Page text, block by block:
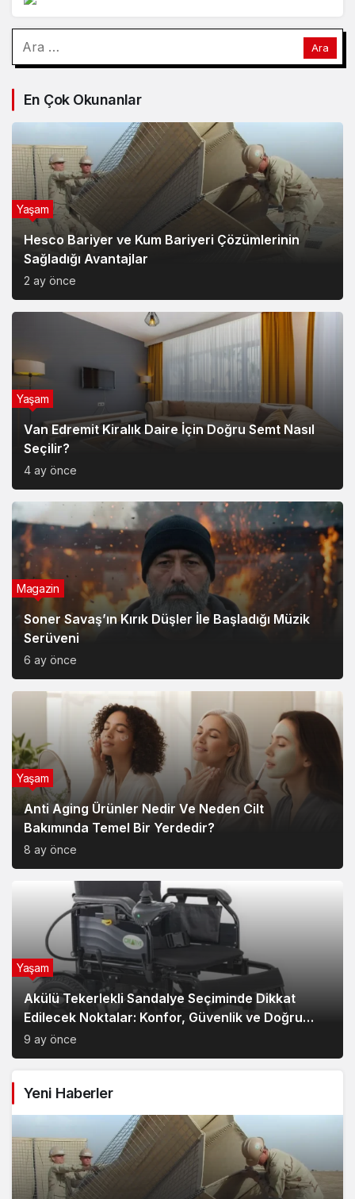
En Çok Okunanlar
Hesco Bariyer ve Kum Bariyeri Çözümlerinin
Sağladığı Avantajlar
2 ay önce
Yaşam
Van Edremit Kiralık Daire İçin Doğru Semt Nasıl
Seçilir?
4 ay önce
Yaşam
Soner Savaş’ın Kırık Düşler İle Başladığı Müzik
Serüveni
6 ay önce
Magazin
Anti Aging Ürünler Nedir Ve Neden Cilt
Bakımında Temel Bir Yerdedir?
8 ay önce
Yaşam
Akülü Tekerlekli Sandalye Seçiminde Dikkat
Edilecek Noktalar: Konfor, Güvenlik ve Doğru
Model Tercihi
9 ay önce
Yaşam
Yeni Haberler